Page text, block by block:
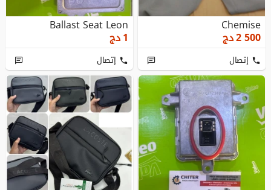
Chemise
2 500دج
إتصال
Ballast Seat Leon
1دج
إتصال